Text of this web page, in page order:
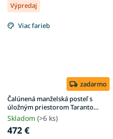
Výpredaj
Viac farieb
zadarmo
Čalúnená manželská posteľ s
úložným priestorom Taranto
180x200 - krémová
Skladom (>6 ks)
472 €